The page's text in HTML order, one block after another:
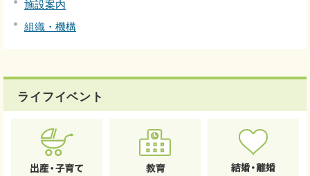
施設案内
組織・機構
ライフイベント